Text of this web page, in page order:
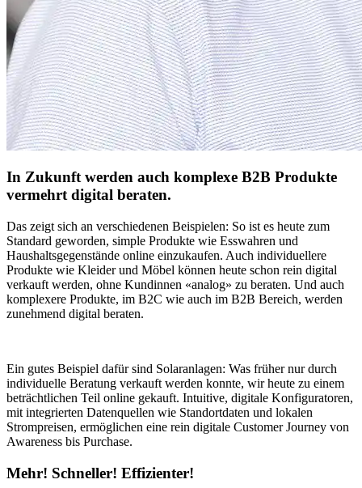
In Zukunft werden auch komplexe B2B Produkte
vermehrt digital beraten.
Das zeigt sich an verschiedenen Beispielen: So ist es heute zum
Standard geworden, simple Produkte wie Esswahren und
Haushaltsgegenstände online einzukaufen. Auch individuellere
Produkte wie Kleider und Möbel können heute schon rein digital
verkauft werden, ohne Kundinnen «analog» zu beraten. Und auch
komplexere Produkte, im B2C wie auch im B2B Bereich, werden
zunehmend digital beraten.
Ein gutes Beispiel dafür sind Solaranlagen: Was früher nur durch
individuelle Beratung verkauft werden konnte, wir heute zu einem
beträchtlichen Teil online gekauft. Intuitive, digitale Konfiguratoren,
mit integrierten Datenquellen wie Standortdaten und lokalen
Strompreisen, ermöglichen eine rein digitale Customer Journey von
Awareness bis Purchase.
Mehr! Schneller! Effizienter!